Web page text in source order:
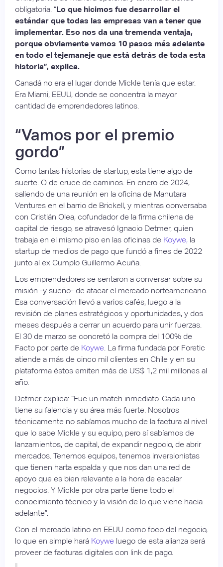
obligatoria. “Lo que hicimos fue desarrollar el
estándar que todas las empresas van a tener que
implementar. Eso nos da una tremenda ventaja,
porque obviamente vamos 10 pasos más adelante
en todo el tejemaneje que está detrás de toda esta
historia”, explica.
Canadá no era el lugar donde Mickle tenía que estar.
Era Miami, EEUU, donde se concentra la mayor
cantidad de emprendedores latinos.
“Vamos por el premio
gordo”
Como tantas historias de startup, esta tiene algo de
suerte. O de cruce de caminos. En enero de 2024,
saliendo de una reunión en la oficina de Manutara
Ventures en el barrio de Brickell, y mientras conversaba
con Cristián Olea, cofundador de la firma chilena de
capital de riesgo, se atravesó Ignacio Detmer, quien
trabaja en el mismo piso en las oficinas de Koywe, la
startup de medios de pago que fundó a fines de 2022
junto al ex Cumplo Guillermo Acuña.
Los emprendedores se sentaron a conversar sobre su
misión -y sueño- de atacar el mercado norteamericano.
Esa conversación llevó a varios cafés, luego a la
revisión de planes estratégicos y oportunidades, y dos
meses después a cerrar un acuerdo para unir fuerzas.
El 30 de marzo se concretó la compra del 100% de
Facto por parte de Koywe . La firma fundada por Foretic
atiende a más de cinco mil clientes en Chile y en su
plataforma éstos emiten más de US$ 1,2 mil millones al
año.
Detmer explica: “Fue un match inmediato. Cada uno
tiene su falencia y su área más fuerte. Nosotros
técnicamente no sabíamos mucho de la factura al nivel
que lo sabe Mickle y su equipo, pero sí sabíamos de
lanzamientos, de capital, de expandir negocio, de abrir
mercados. Tenemos equipos, tenemos inversionistas
que tienen harta espalda y que nos dan una red de
apoyo que es bien relevante a la hora de escalar
negocios. Y Mickle por otra parte tiene todo el
conocimiento técnico y la visión de lo que viene hacia
adelante”.
Con el mercado latino en EEUU como foco del negocio,
lo que en simple hará Koywe luego de esta alianza será
proveer de facturas digitales con link de pago.